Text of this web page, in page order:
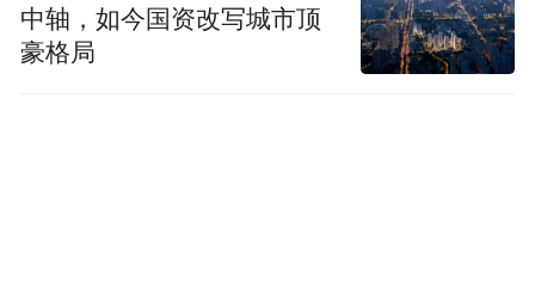
中轴，如今国资改写城市顶
豪格局